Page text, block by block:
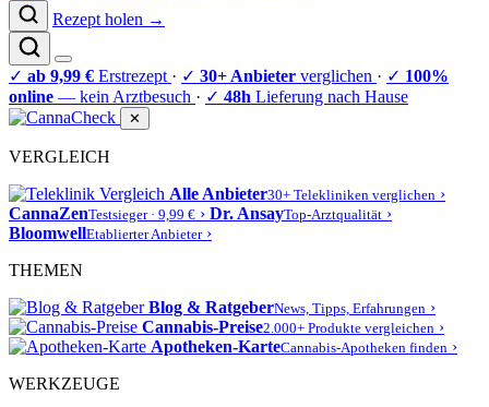
Rezept holen →
✓ ab 9,99 € Erstrezept · ✓ 30+ Anbieter verglichen · ✓ 100%
online — kein Arztbesuch · ✓ 48h Lieferung nach Hause
✕
VERGLEICH
Alle Anbieter30+ Telekliniken verglichen ›
CannaZenTestsieger · 9,99 € › Dr. AnsayTop-Arztqualität ›
BloomwellEtablierter Anbieter ›
THEMEN
Blog & RatgeberNews, Tipps, Erfahrungen ›
Cannabis-Preise2.000+ Produkte vergleichen ›
Apotheken-KarteCannabis-Apotheken finden ›
WERKZEUGE